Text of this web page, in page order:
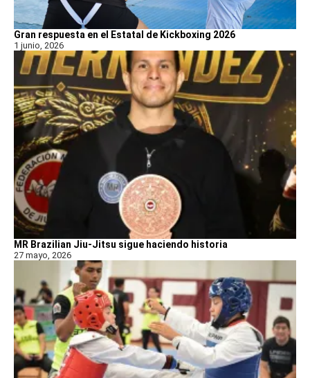
Gran respuesta en el Estatal de Kickboxing 2026
1 junio, 2026
MR Brazilian Jiu-Jitsu sigue haciendo historia
27 mayo, 2026